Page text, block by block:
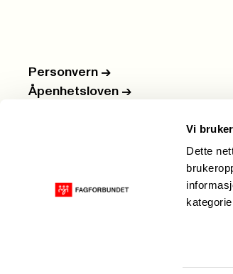
Vi
Dette
Personvern ->
Åpenhetsloven ->